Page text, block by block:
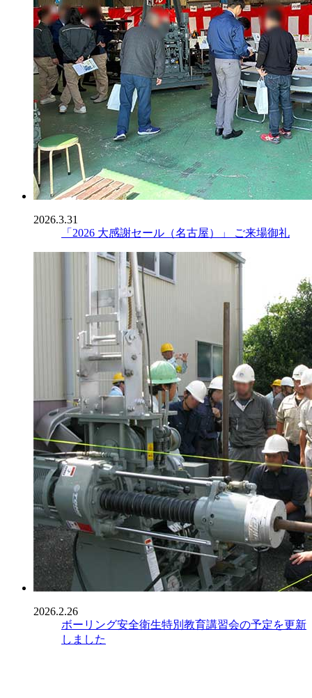
2026.3.31
「2026 大感謝セール（名古屋）」 ご来場御礼
2026.2.26
ボーリング安全衛生特別教育講習会の予定を更新
しました